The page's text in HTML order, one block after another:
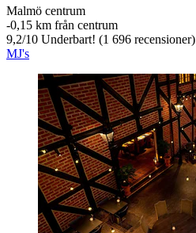
Malmö centrum
‐0,15 km från centrum
9,2/10 Underbart! (1 696 recensioner)
MJ's